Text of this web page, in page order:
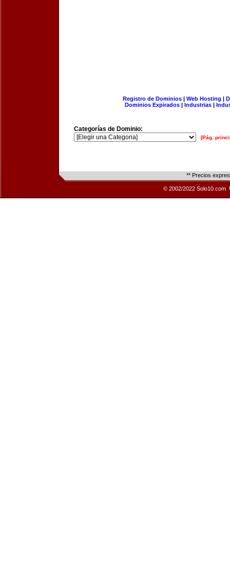
Registro de Dominios| Web Hosting |
Dominios Expirados | Industrias |
Categorías de Dominio:
[Pág.
** Precios
© 2002/2022 Solo10.com